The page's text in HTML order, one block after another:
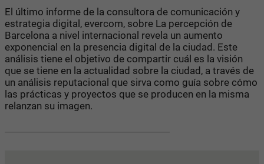
El último informe de la consultora de comunicación y
estrategia digital, evercom, sobre La percepción de
Barcelona a nivel internacional revela un aumento
exponencial en la presencia digital de la ciudad. Este
análisis tiene el objetivo de compartir cuál es la visión
que se tiene en la actualidad sobre la ciudad, a través de
un análisis reputacional que sirva como guía sobre cómo
las prácticas y proyectos que se producen en la misma
relanzan su imagen.